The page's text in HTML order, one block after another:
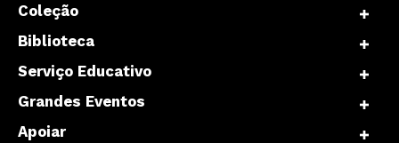
Coleção
Biblioteca
Serviço Educativo
Grandes Eventos
Apoiar